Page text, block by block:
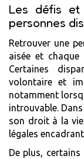
Les défis et
personnes
Retrouver une
aisée et
Certaines
volontaire et
notamment
introuvable.
son droit à la
légales
De plus,